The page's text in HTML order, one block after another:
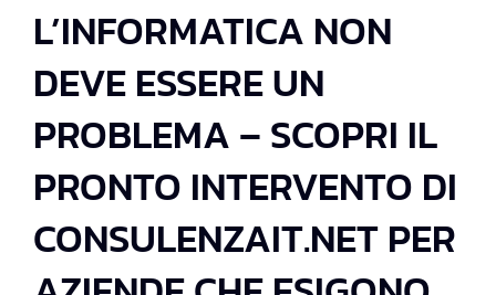
L’INFORMATICA NON
DEVE ESSERE UN
PROBLEMA – SCOPRI IL
PRONTO INTERVENTO DI
CONSULENZAIT.NET PER